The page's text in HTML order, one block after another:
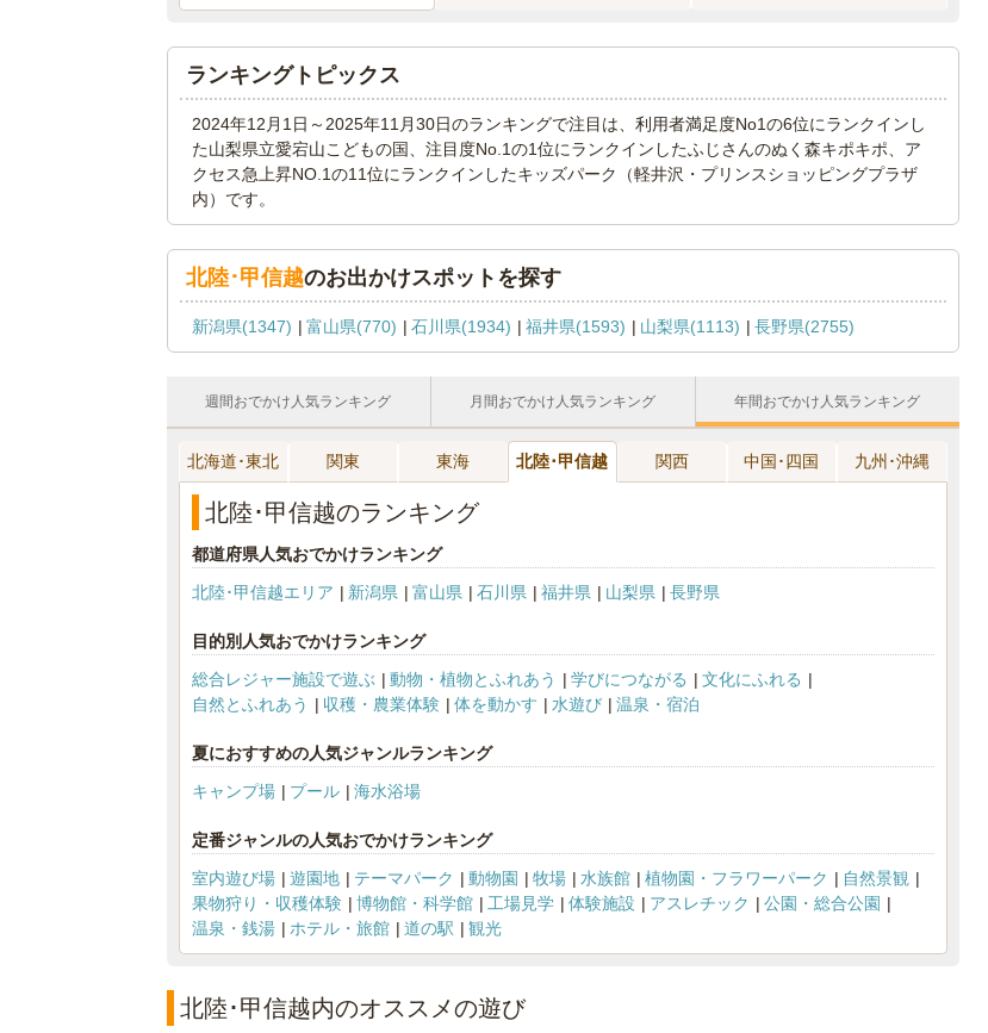
ランキングトピックス
2024年12月1日～2025年11月30日のランキングで注目は、利用者満足度No1の6位にランクインし
た山梨県立愛宕山こどもの国、注目度No.1の1位にランクインしたふじさんのぬく森キポキポ、ア
クセス急上昇NO.1の11位にランクインしたキッズパーク（軽井沢・プリンスショッピングプラザ
内）です。
北陸･甲信越のお出かけスポットを探す
新潟県(1347) 富山県(770) 石川県(1934) 福井県(1593) 山梨県(1113) 長野県(2755)
週間おでかけ人気ランキング 月間おでかけ人気ランキング 年間おでかけ人気ランキング
北海道･東北 関東 東海 北陸･甲信越 関西 中国･四国 九州･沖縄
北陸･甲信越のランキング
都道府県人気おでかけランキング
北陸･甲信越エリア
新潟県 富山県 石川県 福井県 山梨県 長野県
目的別人気おでかけランキング
総合レジャー施設で遊ぶ
動物・植物とふれあう 学びにつながる
文化にふれる
自然とふれあう
収穫・農業体験 体を動かす 水遊び 温泉・宿泊
夏におすすめの人気ジャンルランキング
キャンプ場
プール 海水浴場
定番ジャンルの人気おでかけランキング
室内遊び場
遊園地 テーマパーク 動物園 牧場 水族館 植物園・フラワーパーク
自然景観
果物狩り・収穫体験
博物館・科学館 工場見学 体験施設 アスレチック
公園・総合公園
温泉・銭湯
ホテル・旅館 道の駅 観光
北陸･甲信越内のオススメの遊び